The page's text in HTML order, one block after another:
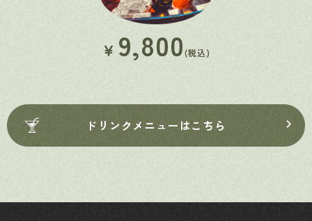
￥ 9,800(税込)
ドリンクメニューはこちら